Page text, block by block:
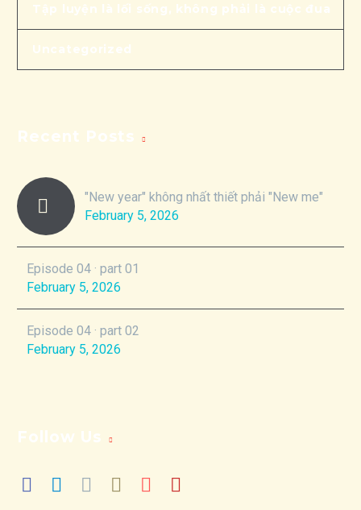
Tập luyện là lối sống, không phải là cuộc đua
Uncategorized
Recent Posts
"New year" không nhất thiết phải "New me"
February 5, 2026
Episode 04 · part 01
February 5, 2026
Episode 04 · part 02
February 5, 2026
Follow Us